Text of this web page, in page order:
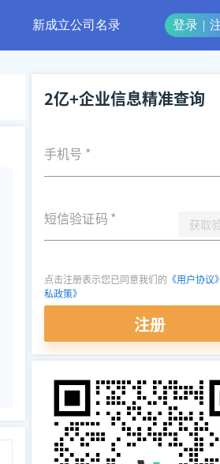
新成立公司名录 登录 |
2亿+企业信息精准查询
手机号 *
短信验证码 * 获取
点击注册表示您已同意我们的 《用户协议》
私政策》
注册